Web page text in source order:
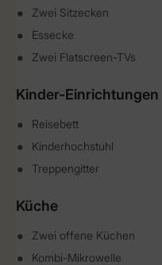
Zwei Sitzecken
Essecke
Zwei Flatscreen-TVs
Kinder-Einrichtungen
Reisebett
Kinderhochstuhl
Treppengitter
Küche
Zwei offene Küchen
Kombi-Mikrowelle